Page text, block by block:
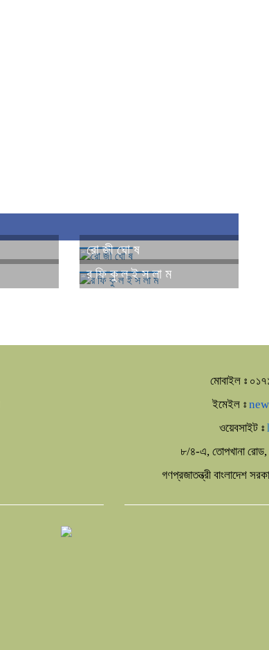
রো জী ঘো ষ
র ফি কু ল ই স লা ম
মোবাইল ঃ
ইমেইল ঃ
ওয়েবসাইট ঃ
৮/৪-এ, তোপখানা রোড,
গণপ্রজাতন্ত্রী বাংলাদেশ